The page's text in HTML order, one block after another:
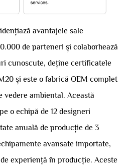
avantajele sale
de parteneri și colaborhează
cunoscute, deține certificatele
și este o fabrică OEM complet
ambiental. Această
o echipă de 12 designeri
anuală de producție de 3
avansate importate,
experiență în producție. Aceste